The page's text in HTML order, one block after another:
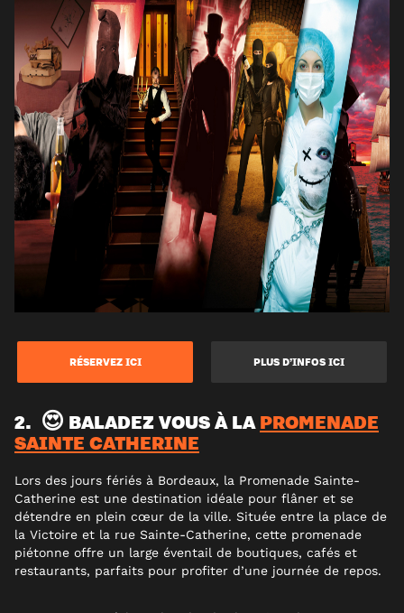
RÉSERVEZ ICI PLUS D’INFOS ICI
2. 😍 BALADEZ VOUS À LAPROMENADE
SAINTE CATHERINE
Lors des jours fériés à Bordeaux, la Promenade Sainte-
Catherine est une destination idéale pour flâner et se
détendre en plein cœur de la ville. Située entre la place de
la Victoire et la rue Sainte-Catherine, cette promenade
piétonne offre un large éventail de boutiques, cafés et
restaurants, parfaits pour profiter d’une journée de repos.